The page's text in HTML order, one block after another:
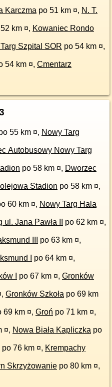
Karczma po 51 km ¤, N. T.
km ¤, Kowaniec Rondo
Szpital SOR po 54 km ¤,
54 km ¤, Cmentarz
55 km ¤, Nowy Targ
Autobusowy Nowy Targ
po 58 km ¤, Dworzec
Stadion po 58 km ¤,
60 km ¤, Nowy Targ Hala
ul. Jana Pawła II po 62 km ¤,
III po 63 km ¤,
I po 64 km ¤,
I po 67 km ¤, Gronków
, Gronków Szkoła po 69 km
69 km ¤, Groń po 71 km ¤,
¤, Nowa Biała Kapliczka po
po 76 km ¤, Krempachy
Skrzyżowanie po 80 km ¤,